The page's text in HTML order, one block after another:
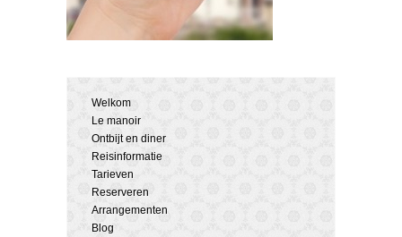
Welkom
Le manoir
Ontbijt en diner
Reisinformatie
Tarieven
Reserveren
Arrangementen
Blog